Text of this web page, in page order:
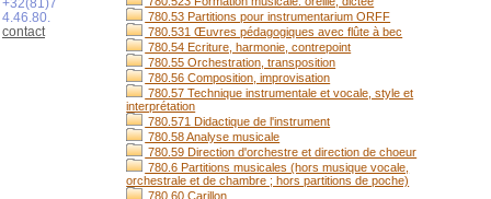
780.53 Partitions pour instrumentarium ORFF
780.531 Œuvres pédagogiques avec flûte à bec
780.54 Ecriture, harmonie, contrepoint
780.55 Orchestration, transposition
780.56 Composition, improvisation
780.57 Technique instrumentale et vocale, style et
interprétation
780.571 Didactique de l'instrument
780.58 Analyse musicale
780.59 Direction d'orchestre et direction de choeur
780.6 Partitions musicales (hors musique vocale,
orchestrale et de chambre ; hors partitions de poche)
780.60 Carillon
4.46.80.
contact